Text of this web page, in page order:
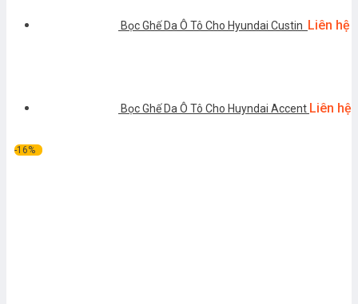
Bọc Ghế Da Ô Tô Cho Hyundai Custin Liên hệ
Bọc Ghế Da Ô Tô Cho Huyndai Accent Liên hệ
-16%